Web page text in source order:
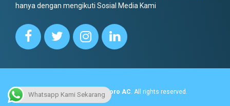
hanya dengan mengikuti Sosial Media Kami
Copyright © 2022. Dottoro AC. All rights reserved.
Whatsapp Kami Sekarang